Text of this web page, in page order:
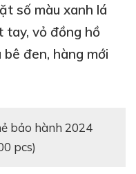
số màu xanh lá
tay, vỏ đồng hồ
đen, hàng mới
pcs)